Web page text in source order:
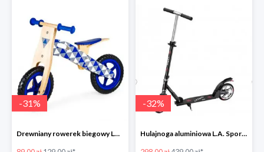
-31%
Drewniany rowerek biegowy Loopy
-32%
Hulajnoga aluminiowa L.A. Sports